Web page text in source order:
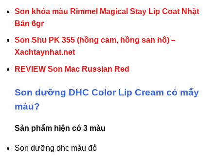
Son khóa màu Rimmel Magical Stay Lip Coat Nhật
Bản 6gr
Son Shu PK 355 (hồng cam, hồng san hô) –
Xachtaynhat.net
REVIEW Son Mac Russian Red
Son dưỡng DHC Color Lip Cream có mấy
màu?
Sản phẩm hiện có 3 màu
Son dưỡng dhc màu đỏ